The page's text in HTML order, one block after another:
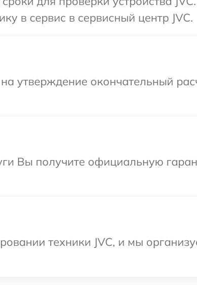
в сервис в сервисный центр JVC.
утверждение окончательный
Вы получите официальную
техники JVC, и мы